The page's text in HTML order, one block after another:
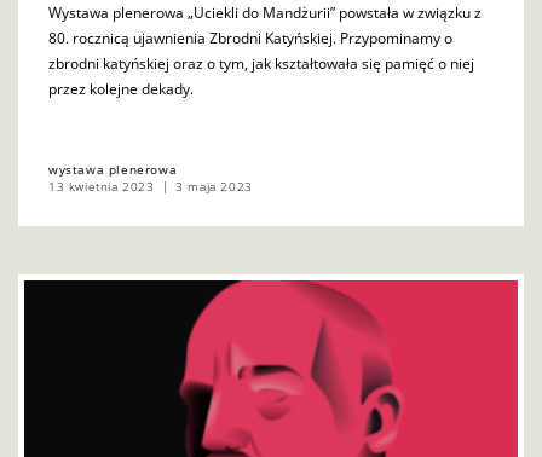
Wystawa plenerowa „Uciekli do Mandżurii” powstała w związku z
80. rocznicą ujawnienia Zbrodni Katyńskiej. Przypominamy o
zbrodni katyńskiej oraz o tym, jak kształtowała się pamięć o niej
przez kolejne dekady.
wystawa plenerowa
13 kwietnia 2023
3 maja 2023